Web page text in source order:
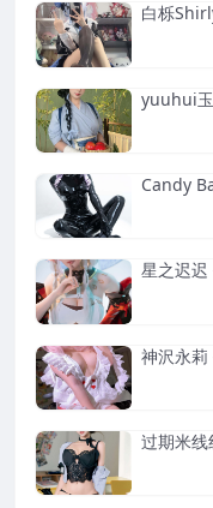
白栎
yuuhui
Candy
星之迟迟
神沢永莉
过期米线